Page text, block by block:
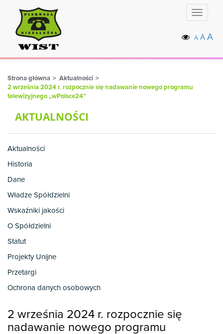
Toggle
A AA
Strona główna
Aktualności
2 września 2024 r. rozpocznie się nadawanie nowego programu
telewizyjnego „wPolsce24”
AKTUALNOŚCI
Aktualności
Historia
Dane
Władze Spółdzielni
Wskaźniki jakości
O Spółdzielni
Statut
Projekty Unijne
Przetargi
Ochrona danych osobowych
2 września 2024 r. rozpocznie się
nadawanie nowego programu